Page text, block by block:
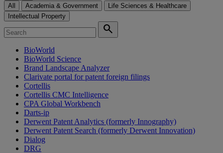
All Academia & Government
Life Sciences & Healthcare
Intellectual Property
search
BioWorld
BioWorld Science
Brand Landscape Analyzer
Clarivate portal for patent foreign filings
Cortellis
Cortellis CMC Intelligence
CPA Global Workbench
Darts-ip
Derwent Patent Analytics (formerly Innography)
Derwent Patent Search (formerly Derwent Innovation)
Dialog
DRG